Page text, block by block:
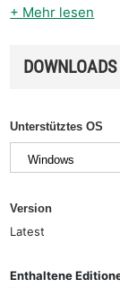
+ Mehr lesen
DOWNLOADS
Unterstütztes OS
Version
Latest
Enthaltene